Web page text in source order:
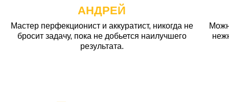
АНДРЕЙ
Мастер перфекционист и аккуратист, никогда не
бросит задачу, пока не добьется наилучшего
результата.